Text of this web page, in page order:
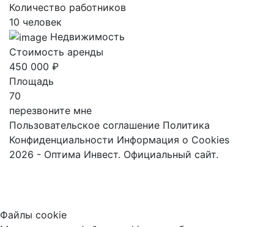
Количество работников
10 человек
Недвижимость
Стоимость аренды
450 000 ₽
Площадь
70
перезвоните мне
Пользовательское соглашение Политика
Конфиденциальности Информация о Cookies
2026 - Оптима Инвест. Официальный сайт.
Файлы cookie